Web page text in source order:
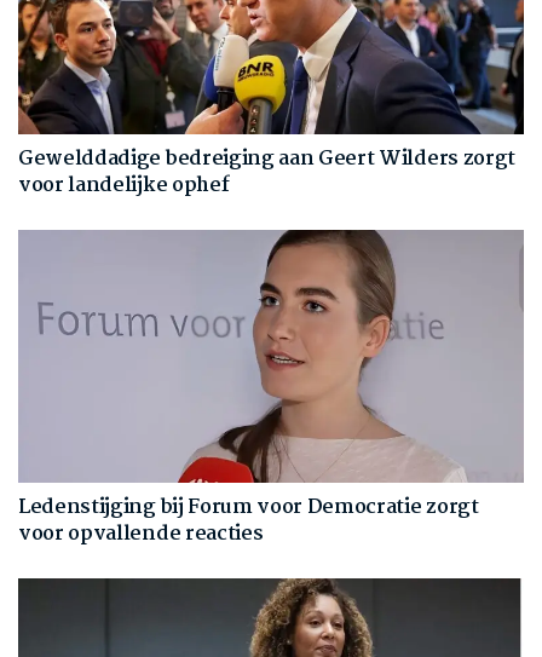
Gewelddadige bedreiging aan Geert Wilders zorgt
voor landelijke ophef
Ledenstijging bij Forum voor Democratie zorgt
voor opvallende reacties